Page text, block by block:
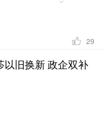
29
以旧换新 政企双补